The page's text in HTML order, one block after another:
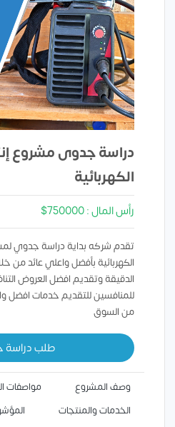
دراسة جدوى مشروع
الكهربائية
رأس المال : 750000$
تقدم شركه بداية دراسة جدوي
الكهربائية بأفضل واعلي عائد من
الدقيقة وتقديم افضل العروض
للمنافسين للتقديم خدمات افضل
من السوق
طلب
وصف المشروع
مواصفات
الخدمات والمنتجات